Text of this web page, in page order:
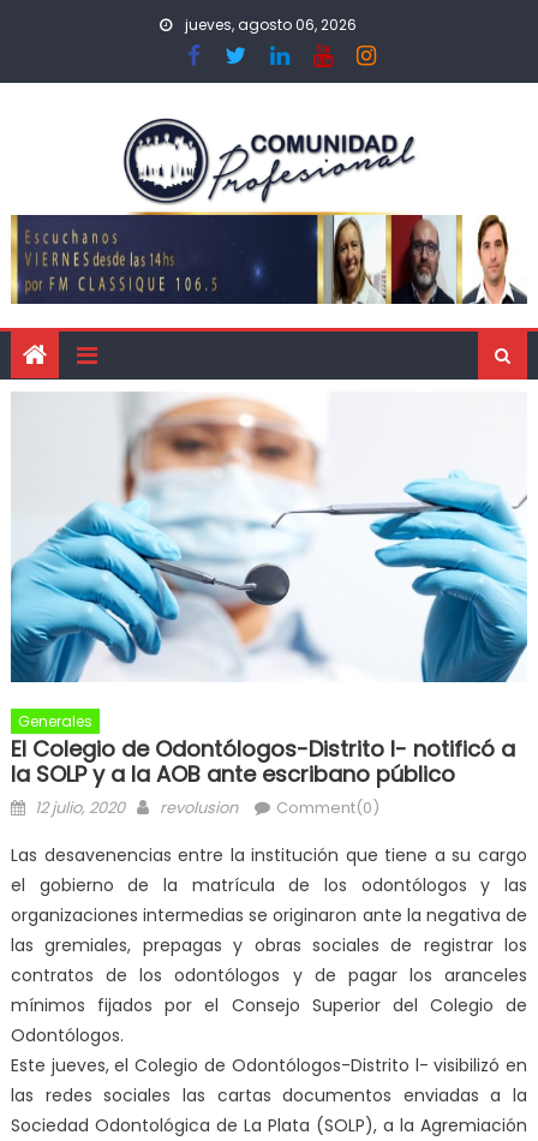
jueves, agosto 06, 2026
Generales
El Colegio de Odontólogos-Distrito l- notificó a
la SOLP y a la AOB ante escribano público
12 julio, 2020 revolusion Comment(0)
Las desavenencias entre la institución que tiene a su cargo
el gobierno de la matrícula de los odontólogos y las
organizaciones intermedias se originaron ante la negativa de
las gremiales, prepagas y obras sociales de registrar los
contratos de los odontólogos y de pagar los aranceles
mínimos fijados por el Consejo Superior del Colegio de
Odontólogos.
Este jueves, el Colegio de Odontólogos-Distrito l- visibilizó en
las redes sociales las cartas documentos enviadas a la
Sociedad Odontológica de La Plata (SOLP), a la Agremiación